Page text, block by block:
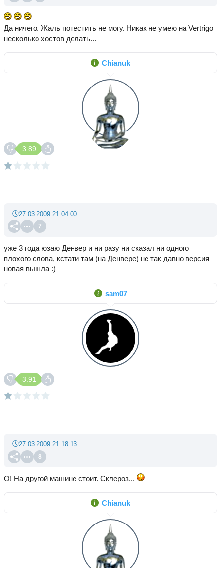
Да ничего. Жаль потестить не могу. Никак не умею на Vertrigo
несколько хостов делать...
Chianuk
3.89
7
27.03.2009 21:04:00
уже 3 года юзаю Денвер и ни разу ни сказал ни одного
плохого слова, кстати там (на Денвере) не так давно версия
новая вышла :)
sam07
3.91
8
27.03.2009 21:18:13
О! На другой машине стоит. Склероз...
Chianuk